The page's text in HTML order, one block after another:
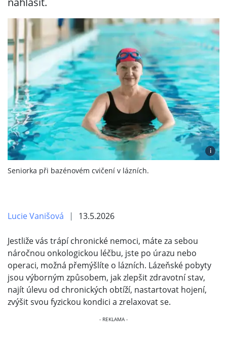
i
Seniorka při bazénovém cvičení v lázních.
Lucie Vanišová 13.5.2026
Jestliže vás trápí chronické nemoci, máte za sebou
náročnou onkologickou léčbu, jste po úrazu nebo
operaci, možná přemýšlíte o lázních. Lázeňské pobyty
jsou výborným způsobem, jak zlepšit zdravotní stav,
najít úlevu od chronických obtíží, nastartovat hojení,
zvýšit svou fyzickou kondici a zrelaxovat se.